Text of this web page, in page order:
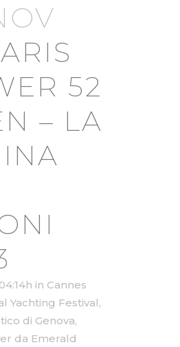
52
– LA
in Cannes
Yachting Festival,
di Genova,
da Emerald